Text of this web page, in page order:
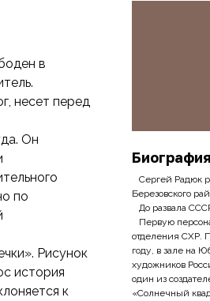
в
несет перед
Он
по
Рисунок
история
к
Сергей Радюк
Березовского
До развала
Первую
отделения СХР.
году, в зале на
художников
один из
«Солнечный